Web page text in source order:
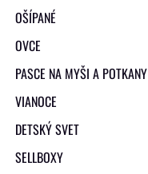
OŠÍPANÉ
OVCE
PASCE NA MYŠI A POTKANY
VIANOCE
DETSKÝ SVET
SELLBOXY